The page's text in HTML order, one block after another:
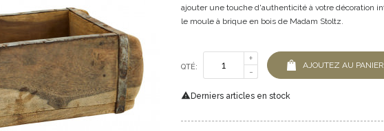
ajouter une touche d'authenticité à votre décoration
le moule à brique en bois de Madam Stoltz.
QTÉ: AJOUTEZ AU PANIER
Derniers articles en stock